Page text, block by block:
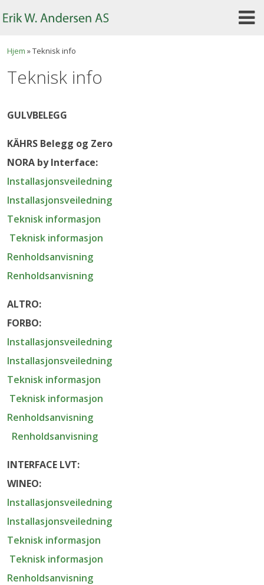
content
Hjem »Teknisk info
Teknisk info
GULVBELEGG
KÄHRS Belegg og Zero
NORA by Interface:
Installasjonsveiledning
Installasjonsveiledning
Teknisk informasjon
Teknisk informasjon
Renholdsanvisning
Renholdsanvisning
ALTRO:
FORBO:
Installasjonsveiledning
Installasjonsveiledning
Teknisk informasjon
Teknisk informasjon
Renholdsanvisning
Renholdsanvisning
INTERFACE LVT:
WINEO:
Installasjonsveiledning
Installasjonsveiledning
Teknisk informasjon
Teknisk informasjon
Renholdsanvisning